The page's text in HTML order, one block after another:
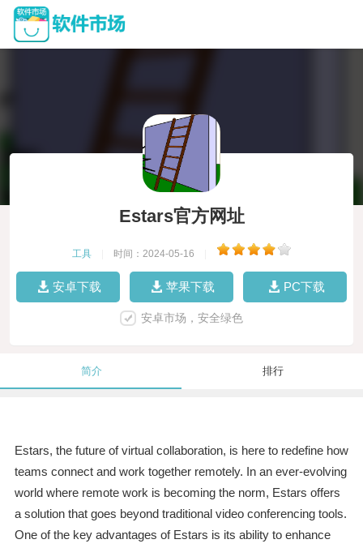
Estars官方网址
工具 时间：2024-05-16
安卓下载 苹果下载 PC下载
安卓市场，安全绿色
简介 排行
Estars, the future of virtual collaboration, is here to redefine how
teams connect and work together remotely. In an ever-evolving
world where remote work is becoming the norm, Estars offers
a solution that goes beyond traditional video conferencing tools.
One of the key advantages of Estars is its ability to enhance